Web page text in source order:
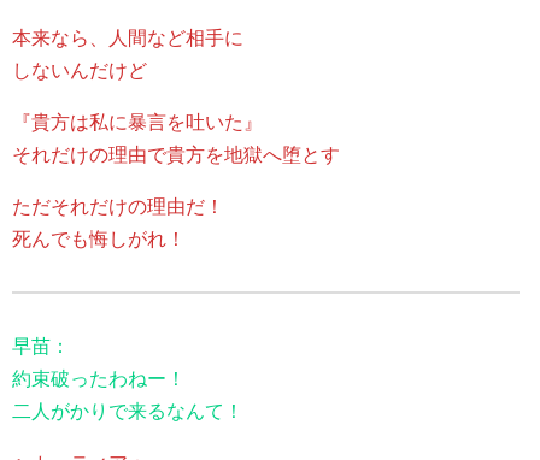
本来なら、人間など相手に
しないんだけど
『貴方は私に暴言を吐いた』
それだけの理由で貴方を地獄へ堕とす
ただそれだけの理由だ！
死んでも悔しがれ！
早苗：
約束破ったわねー！
二人がかりで来るなんて！